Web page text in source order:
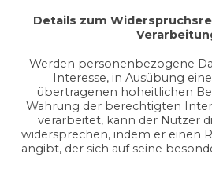
Details zum
Werden personenbezogene
Interesse, in Ausübung
übertragenen hoheitlichen
Wahrung der berechtigten
verarbeitet, kann der Nutzer
widersprechen, indem er einen
angibt, der sich auf seine